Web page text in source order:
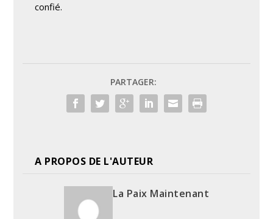
confié.
PARTAGER:
A PROPOS DE L'AUTEUR
La Paix Maintenant